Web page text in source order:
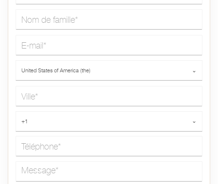
United States of America (the) ⌄
+1 ⌄
Message*